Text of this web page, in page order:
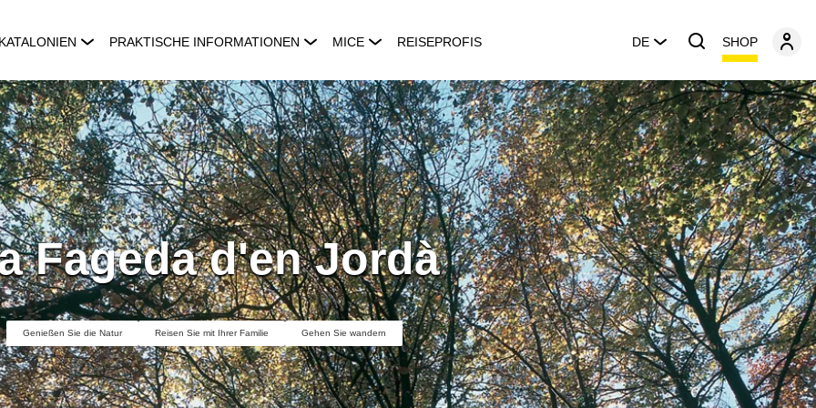
PRAKTISCHE INFORMATIONEN MICE REISEPROFIS DE SHOP
Fageda d'en Jordà
Genießen Sie die Natur Reisen Sie mit Ihrer Familie Gehen Sie wandern